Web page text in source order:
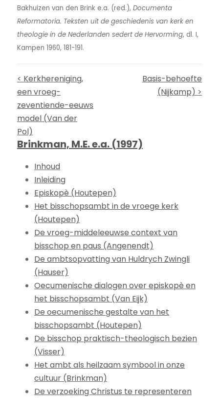
Bakhuizen van den Brink e.a. (red.), Documenta
Reformatoria. Teksten uit de geschiedenis van kerk en
theologie in de Nederlanden sedert de Hervorming, dl. I,
Kampen 1960, 181-191.
< Kerkhereniging,
een vroeg-
zeventiende-eeuws
model (Van der
Pol)
Basis-behoefte
(Nijkamp) >
Brinkman, M.E. e.a. (1997)
Inhoud
Inleiding
Episkopè (Houtepen)
Het bisschopsambt in de vroege kerk
(Houtepen)
De vroeg-middeleeuwse context van
bisschop en paus (Angenendt)
De ambtsopvatting van Huldrych Zwingli
(Hauser)
Oecumenische dialogen over episkopè en
het bisschopsambt (Van Eijk)
De oecumenische gestalte van het
bisschopsambt (Houtepen)
De bisschop praktisch-theologisch bezien
(Visser)
Het ambt als heilzaam symbool in onze
cultuur (Brinkman)
De verzoeking Christus te representeren